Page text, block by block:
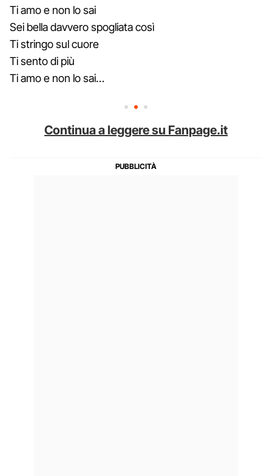
Ti amo e non lo sai
Sei bella davvero spogliata così
Ti stringo sul cuore
Ti sento di più
Ti amo e non lo sai…
Continua a leggere su Fanpage.it